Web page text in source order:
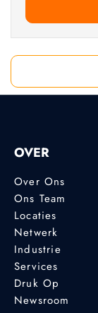
OVER
Over Ons
Ons Team
Locaties
Netwerk
Industrie
Services
Druk Op
Newsroom